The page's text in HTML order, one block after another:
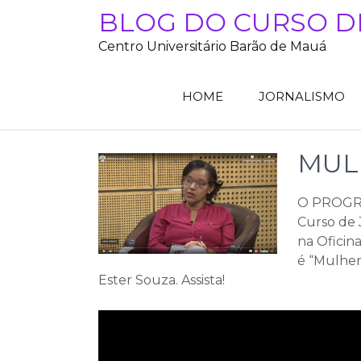
BLOG DO CURSO
Centro Universitário Barão de Mauá
HOME JORNALISMO
O
Curso de
na
é
Ester Souza. Assista!